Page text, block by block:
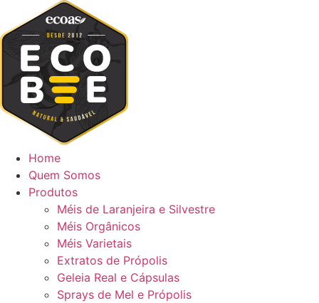
Home
Quem Somos
Produtos
Méis de Laranjeira e Silvestre
Méis Orgânicos
Méis Varietais
Extratos de Própolis
Geleia Real e Cápsulas
Sprays de Mel e Própolis